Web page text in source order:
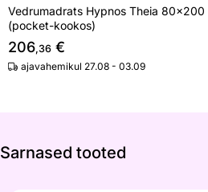
Vedrumadrats Hypnos Theia 80x200
(pocket-kookos)
206,36 €
ajavahemikul 27.08 - 03.09
Sarnased tooted